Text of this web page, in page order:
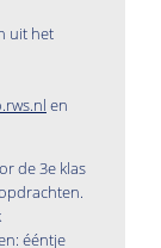
uit het
en
de 3e klas
ééntje